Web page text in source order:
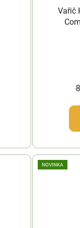
Vařič
NOVINKA